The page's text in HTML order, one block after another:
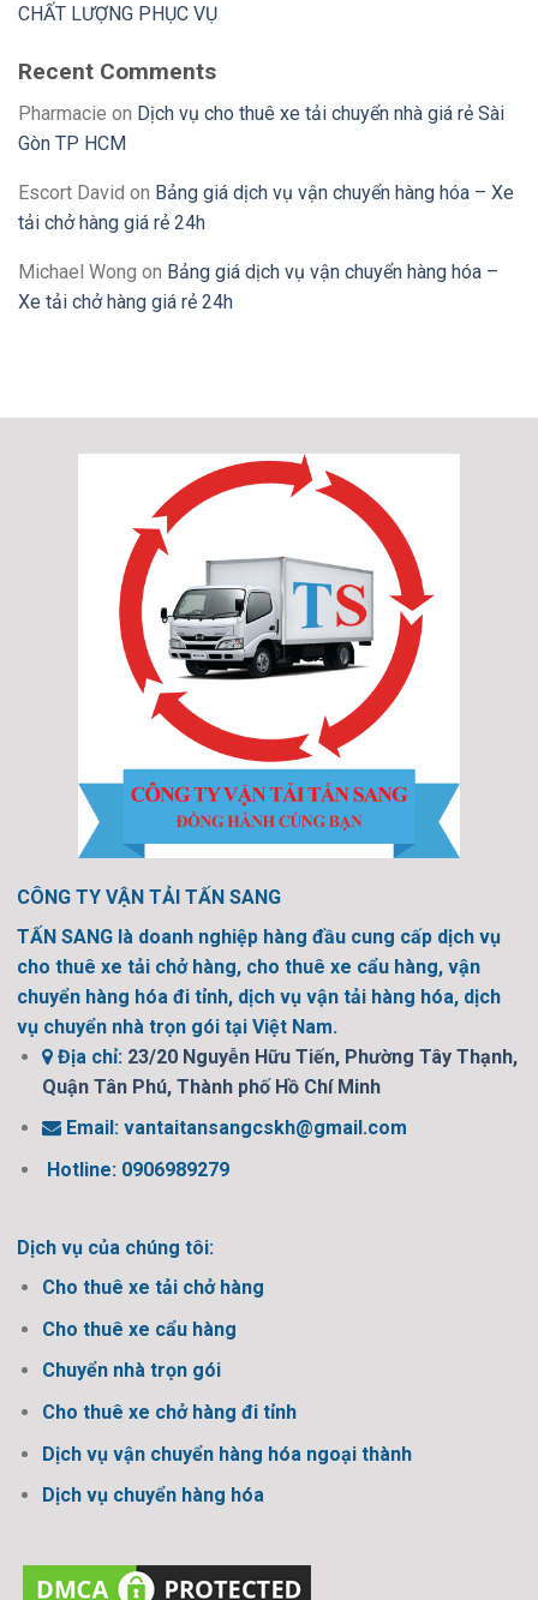
CHẤT LƯỢNG PHỤC VỤ
Recent Comments
Pharmacie on Dịch vụ cho thuê xe tải chuyển nhà giá rẻ Sài
Gòn TP HCM
Escort David on Bảng giá dịch vụ vận chuyển hàng hóa – Xe
tải chở hàng giá rẻ 24h
Michael Wong on Bảng giá dịch vụ vận chuyển hàng hóa –
Xe tải chở hàng giá rẻ 24h
CÔNG TY VẬN TẢI TẤN SANG
TẤN SANG là doanh nghiệp hàng đầu cung cấp dịch vụ
cho thuê xe tải chở hàng, cho thuê xe cẩu hàng, vận
chuyển hàng hóa đi tỉnh, dịch vụ vận tải hàng hóa, dịch
vụ chuyển nhà trọn gói tại Việt Nam.
Địa chỉ: 23/20 Nguyễn Hữu Tiến, Phường Tây Thạnh,
Quận Tân Phú, Thành phố Hồ Chí Minh
Email:vantaitansangcskh@gmail.com
Hotline: 0906989279
Dịch vụ của chúng tôi:
Cho thuê xe tải chở hàng
Cho thuê xe cẩu hàng
Chuyển nhà trọn gói
Cho thuê xe chở hàng đi tỉnh
Dịch vụ vận chuyển hàng hóa ngoại thành
Dịch vụ chuyển hàng hóa